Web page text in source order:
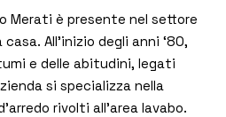
Merati è presente nel settore
All’inizio degli anni ‘80,
e delle abitudini, legati
si specializza nella
rivolti all’area lavabo.